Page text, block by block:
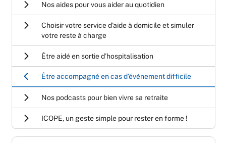
Nos aides pour vous aider au quotidien
Choisir votre service d’aide à domicile et simuler
votre reste à charge
Être aidé en sortie d’hospitalisation
Être accompagné en cas d’événement difficile
Nos podcasts pour bien vivre sa retraite
ICOPE, un geste simple pour rester en forme !